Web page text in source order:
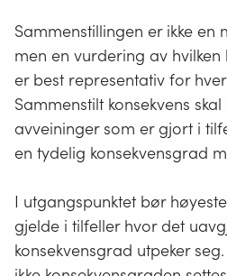
Stor/Svært stor positiv
konsekvens (3/4+)
Lukk
Sammenstillingen er ikke en
men en vurdering av hvilken
er best representativ for
Sammenstilt konsekvens
avveininger som er gjort i
en tydelig konsekvensgrad
I utgangspunktet bør
gjelde i tilfeller hvor det
konsekvensgrad utpeker